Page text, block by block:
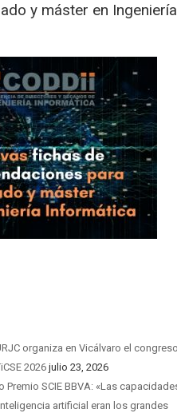
y máster en Ingeniería
organiza en Vicálvaro el congreso
2026julio 23, 2026
Premio SCIE BBVA: «Las
artificial eran los grandes